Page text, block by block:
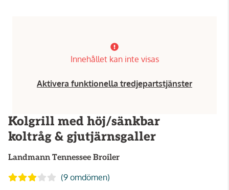
Innehållet kan inte visas
Aktivera funktionella tredjepartstjänster
Kolgrill med höj/sänkbar
koltråg & gjutjärnsgaller
Landmann Tennessee Broiler
(9 omdömen)